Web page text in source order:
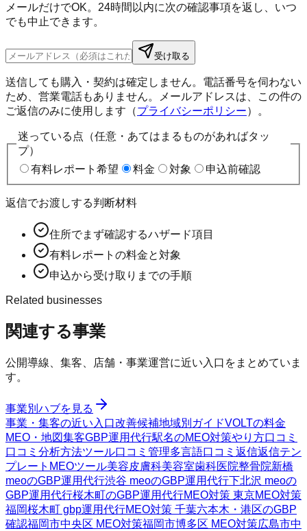
メールだけでOK。24時間以内に次の確認事項を返し、いつ
でも中止できます。
受け取る
送信しても購入・契約は確定しません。電話番号を伺わない
ため、営業電話もありません。メールアドレスは、この件の
ご返信のみに使用します（プライバシーポリシー）。
迷っている点（任意・あてはまるものがあればタッ
プ）
有料レポート希望
料金 対象 申込前確認
返信でお渡しする判断材料
住所でまず確認するハザード項目
有料レポートの料金と対象
申込から受け取りまでの手順
Related businesses
関連する事業
公開導線、集客、店舗・事業運営に近い入口をまとめていま
す。
事業別ハブを見る
事業・集客の近い入口改善候補地域別ガイドVOLTの料金
MEO・地図集客GBP運用代行駅名のMEO対策やり方口コミ
口コミ分析方法ツール口コミ管理多言語口コミ返信返信テン
プレート MEOツール美容皮膚科美容室歯科医院整骨院新橋
meoのGBP運用代行渋谷 meoのGBP運用代行下北沢 meoの
GBP運用代行桜木町のGBP運用代行MEO対策 東京MEO対策
福岡桜木町 gbp運用代行MEO対策 千葉六本木・港区のGBP
確認福岡市中央区 MEO対策福岡市博多区 MEO対策広島市中